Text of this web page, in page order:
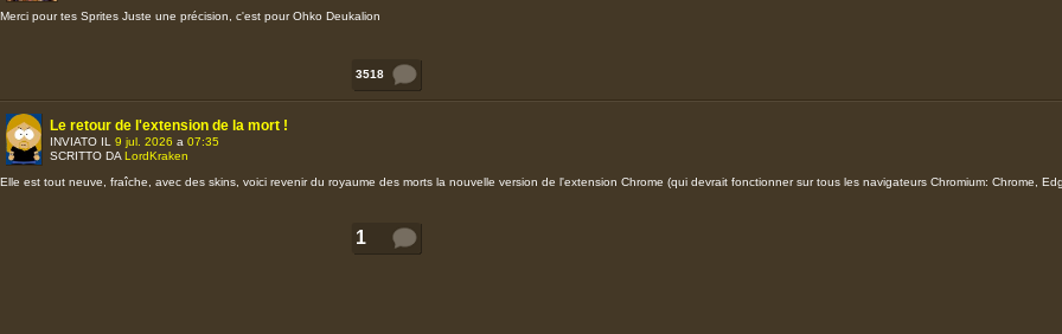
3518
Merci pour tes Sprites Juste une précision, c'est pour Ohko Deukalion
1
Le retour de l'extension de la mort !
INVIATO IL 9 jul. 2026 a 07:35
SCRITTO DA LordKraken
Elle est tout neuve, fraîche, avec des skins, voici revenir du royaume des morts la nouvelle version de l'extension Chrome (qui devrait fonctionner sur tous les navigateurs Chromium: Chrome,